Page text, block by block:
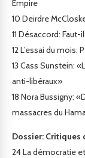
Empire
10 Deirdre
11 Désaccord: Faut-
12 L’essai du mois:
13 Cass Sunstein:
anti-libéraux»
18 Nora Bussigny:
massacres du
Dossier: Critiques
24La démocratie